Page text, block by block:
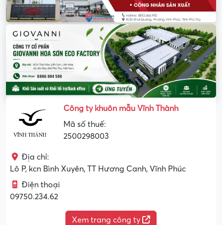
Công ty khuôn mẫu Vĩnh Thành
Mã số thuế:
2500298003
Địa chỉ:
Lô P, kcn Bình Xuyên, TT Hương Canh, Vĩnh Phúc
Điện thoại
09750.234.62
Xem trang công ty